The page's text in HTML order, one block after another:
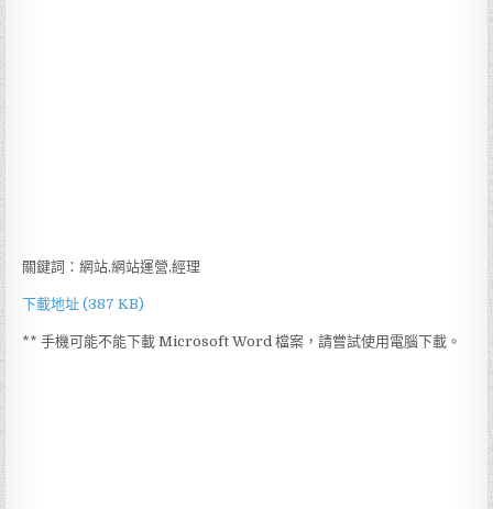
關鍵詞：網站,網站運營,經理
下載地址 (387 KB)
** 手機可能不能下載 Microsoft Word 檔案，請嘗試使用電腦下載。